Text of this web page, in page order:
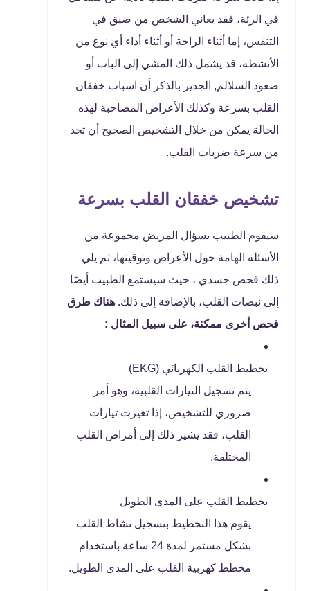
في الرئة، فقد يعاني الشخص من ضيق في
التنفس، إما أثناء الراحة أو أثناء أداء أي نوع من
الأنشطة، قد يشمل ذلك المشي إلى الباب أو
صعود السلالم, الجدير بالذكر أن اسباب خفقان
القلب بسرعة وكذلك الأعراض المصاحبة لهذه
الحالة يمكن من خلال التشخيص الصحيح أن تحد
من سرعة ضربات القلب.
تشخيص خفقان القلب بسرعة
سيقوم الطبيب يسؤال المريض مجموعة من
الأسئلة الهامة حول الأعراض وتوقيتها، ثم يلي
ذلك فحص جسدي ، حيث سيستمع الطبيب أيضًا
إلى نبضات القلب، بالإضافة إلى ذلك. هناك طرق
فحص أخرى ممكنة، على سبيل المثال :
تخطيط القلب الكهربائي (EKG)
يتم تسجيل التيارات القلبية، وهو أمر
ضروري للتشخيص، إذا تغيرت تيارات
القلب، فقد يشير ذلك إلى أمراض القلب
المختلفة.
تخطيط القلب على المدى الطويل
يقوم هذا التخطيط بتسجيل نشاط القلب
بشكل مستمر لمدة 24 ساعة باستخدام
مخطط كهربية القلب على المدى الطويل.